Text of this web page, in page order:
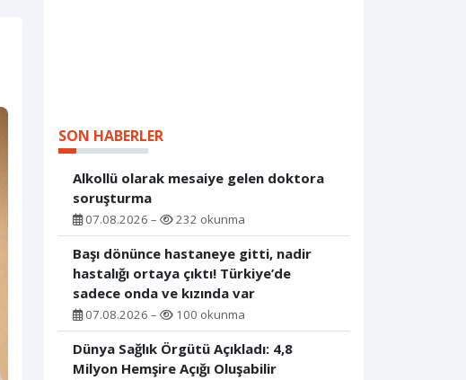
SON HABERLER
Alkollü olarak mesaiye gelen doktora
soruşturma
07.08.2026 – 232 okunma
Başı dönünce hastaneye gitti, nadir
hastalığı ortaya çıktı! Türkiye’de
sadece onda ve kızında var
07.08.2026 – 100 okunma
Dünya Sağlık Örgütü Açıkladı: 4,8
Milyon Hemşire Açığı Oluşabilir